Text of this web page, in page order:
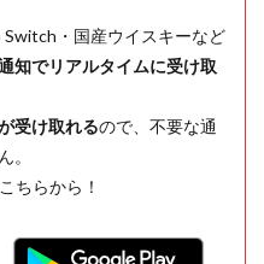
・国産ウイスキーなど
知でリアルタイムに受け取
受け取れるので、不要な通
。
ちらから！